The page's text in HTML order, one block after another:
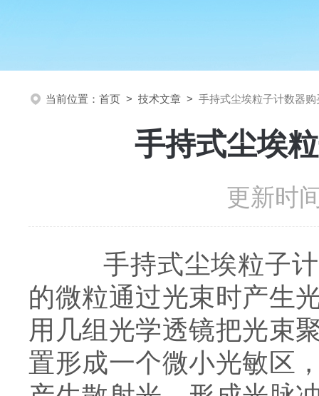
当前位置： 首页 > 技术文章 > 手持式尘埃粒子计数器
手持式尘埃
更新时
手持式尘埃粒子计
的微粒通过光束时产生
用几组光学透镜把光束
置形成一个微小光敏区